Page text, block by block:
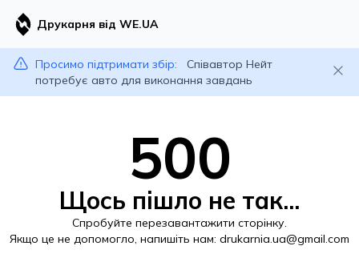
Друкарня від WE.UA
Просимо підтримати збір:
Співавтор Нейт
потребує авто для виконання завдань
500
Щось пішло не так...
Спробуйте перезавантажити сторінку.
Якщо це не допомогло, напишіть нам: drukarnia.ua@gmail.com